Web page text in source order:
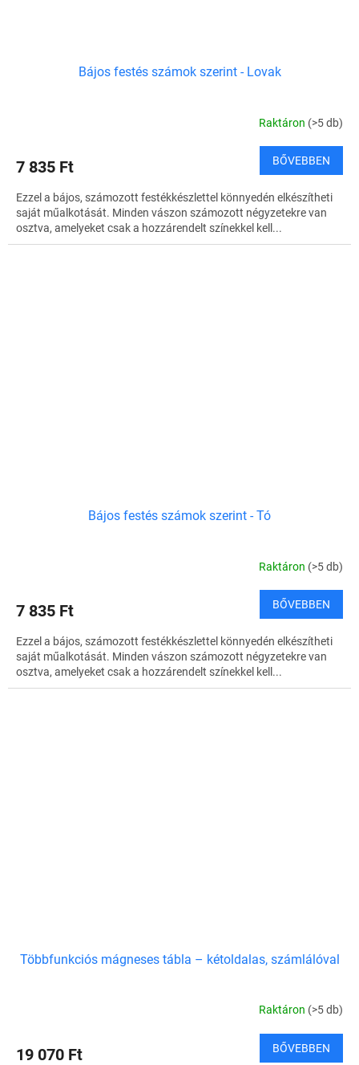
Bájos festés számok szerint - Lovak
Raktáron (>5 db)
7 835 Ft BŐVEBBEN
Ezzel a bájos, számozott festékkészlettel könnyedén elkészítheti
saját műalkotását. Minden vászon számozott négyzetekre van
osztva, amelyeket csak a hozzárendelt színekkel kell...
Bájos festés számok szerint - Tó
Raktáron (>5 db)
7 835 Ft BŐVEBBEN
Ezzel a bájos, számozott festékkészlettel könnyedén elkészítheti
saját műalkotását. Minden vászon számozott négyzetekre van
osztva, amelyeket csak a hozzárendelt színekkel kell...
Többfunkciós mágneses tábla – kétoldalas, számlálóval
Raktáron (>5 db)
19 070 Ft BŐVEBBEN